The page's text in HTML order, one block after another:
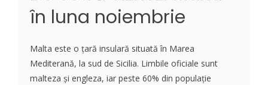
în luna noiembrie
Malta este o țară insulară situată în Marea
Mediterană, la sud de Sicilia. Limbile oficiale sunt
malteza și engleza, iar peste 60% din populație